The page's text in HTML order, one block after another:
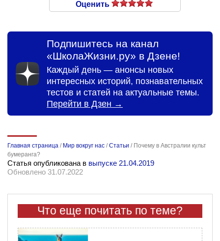
Оценить
Подпишитесь на канал
«ШколаЖизни.ру» в Дзене!
Каждый день — анонсы новых
интересных историй, познавательных
тестов и статей на актуальные темы.
Перейти в Дзен →
Главная страница / Мир вокруг нас /Статьи / Почему в Австралии культ
бумеранга?
Статья опубликована в выпуске 21.04.2019
Обновлено 31.07.2022
Что еще почитать по теме?